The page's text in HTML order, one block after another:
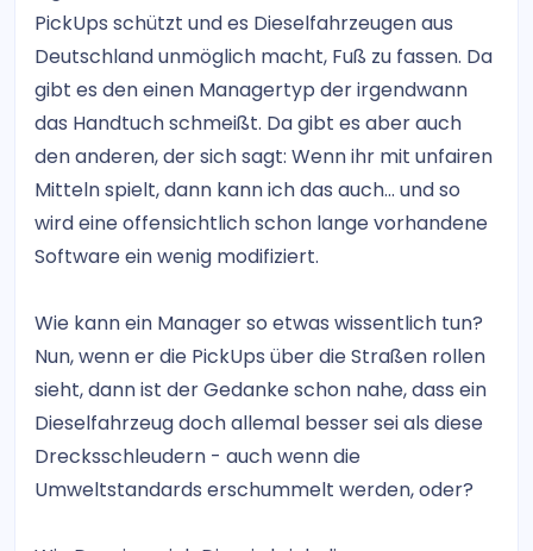
PickUps schützt und es Dieselfahrzeugen aus
Deutschland unmöglich macht, Fuß zu fassen. Da
gibt es den einen Managertyp der irgendwann
das Handtuch schmeißt. Da gibt es aber auch
den anderen, der sich sagt: Wenn ihr mit unfairen
Mitteln spielt, dann kann ich das auch... und so
wird eine offensichtlich schon lange vorhandene
Software ein wenig modifiziert.
Wie kann ein Manager so etwas wissentlich tun?
Nun, wenn er die PickUps über die Straßen rollen
sieht, dann ist der Gedanke schon nahe, dass ein
Dieselfahrzeug doch allemal besser sei als diese
Drecksschleudern - auch wenn die
Umweltstandards erschummelt werden, oder?